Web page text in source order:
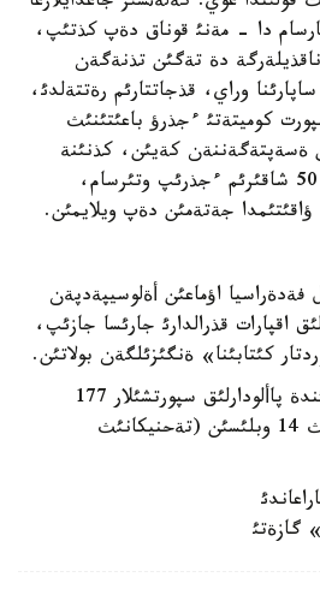
دا - مةنئ قوناق دةپ كذتئپ،
دة تةگئن تذنةگةن
وراي، قذجاتتارئم رةتتةلدئ،
كوميتةتئ ءجذرؤ باعئتئنئث
ةسةپتةگةننةن كةيئن، كذنئنة
ورتاشا ةسةپپةن العاندا، 50 شاقئرئم ءجذرئپ وتئرسام،
جةتةمئن دةپ ويلايمئن.
ايةل فةدةراسيا اؤماعئن أةلوسيپةدپةن
اقپارات قذرالدارئ جارئسا جازئپ،
كئتابئنا» ةنگئزئلگةن بولاتئن.
2004- جئلدئث كوكتةمئندة پاألودارلئق سپورتشئلار 177
كذننئث ئشئندة ةلئمئزدئث 14 وبلئسئن (تةحنيكانئث
گازةتئ